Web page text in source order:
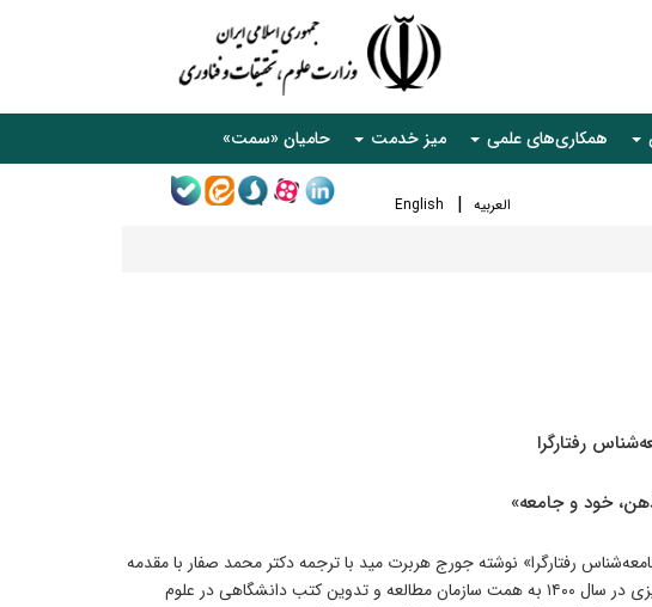
همکاری‌های علمی میز خدمت حامیان «سمت»
العربیه English
رفتارگرا
خود و جامعه»
رفتارگرا» نوشته جورج هربرت مید با ترجمه دکتر محمد صفار با مقدمه
و ویرایش علمی دکتر علیرضا محسنی تبریزی در سال ۱۴۰۰ به همت سازمان مطالعه و تدوین کتب دانشگاهی در علوم